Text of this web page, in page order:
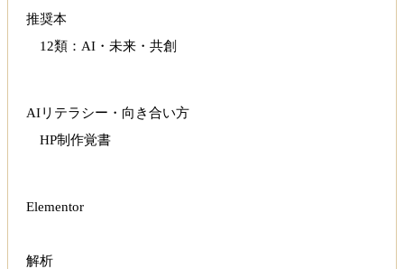
推奨本
12類：AI・未来・共創
AIリテラシー・向き合い方
HP制作覚書
Elementor
解析